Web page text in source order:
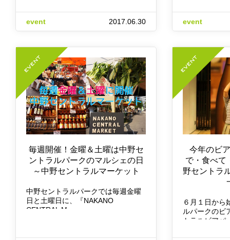
event 2017.06.30 event
毎週開催！金曜＆土曜は中野セ
ントラルパークのマルシェの日
～中野セントラルマーケット
中野セントラルパークでは毎週金曜
日と土曜日に、『NAKANO
CENTRAL M…
今年のビ
で・食べて
野セントラ
６月１日から
ルパークのビ
トラルビア